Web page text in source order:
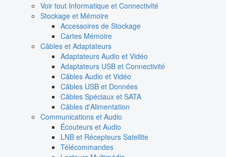
Voir tout Informatique et Connectivité
Stockage et Mémoire
Accessoires de Stockage
Cartes Mémoire
Câbles et Adaptateurs
Adaptateurs Audio et Vidéo
Adaptateurs USB et Connectivité
Câbles Audio et Vidéo
Câbles USB et Données
Câbles Spéciaux et SATA
Câbles d'Alimentation
Communications et Audio
Écouteurs et Audio
LNB et Récepteurs Satellite
Télécommandes